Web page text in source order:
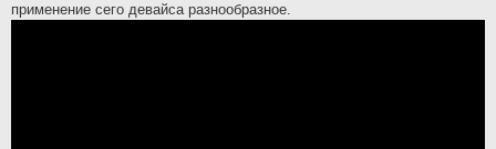
применение сего девайса разнообразное.